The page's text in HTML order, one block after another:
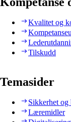
Kvalitet og
Tilskudd
Temasider
Sikkerhet og
Læremidler